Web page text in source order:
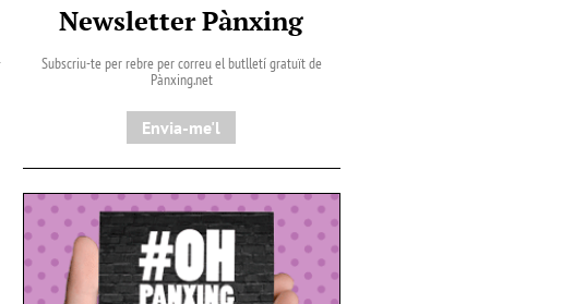
Newsletter Pànxing
Subscriu-te per rebre per correu el butlletí gratuït de
Pànxing.net​
Envia-me'l